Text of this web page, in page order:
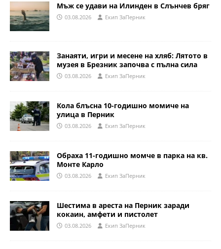
Мъж се удави на Илинден в Слънчев бряг
03.08.2026 Eкип ЗаПерник
Занаяти, игри и месене на хляб: Лятото в
музея в Брезник започва с пълна сила
03.08.2026 Eкип ЗаПерник
Кола блъсна 10-годишно момиче на
улица в Перник
03.08.2026 Eкип ЗаПерник
Обраха 11-годишно момче в парка на кв.
Монте Карло
03.08.2026 Eкип ЗаПерник
Шестима в ареста на Перник заради
кокаин, амфети и пистолет
03.08.2026 Eкип ЗаПерник